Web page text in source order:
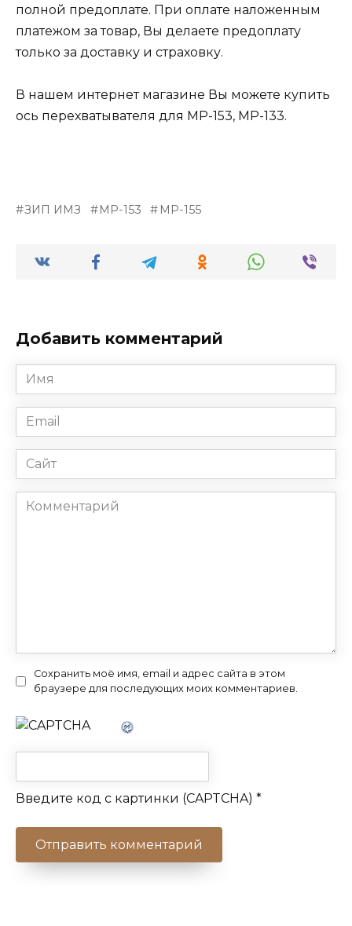
полной предоплате. При оплате наложенным
платежом за товар, Вы делаете предоплату
только за доставку и страховку.
В нашем интернет магазине Вы можете купить
ось перехватывателя для МР-153, МР-133.
ЗИП ИМЗ МР-153 МР-155
Добавить комментарий
Имя
*
Email
*
Сайт
Комментарий
Сохранить моё имя, email и адрес сайта в этом
браузере для последующих моих комментариев.
Введите код с картинки (CAPTCHA) *